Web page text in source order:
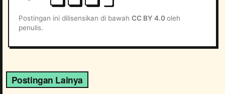
Postingan ini dilisensikan di bawahCC BY 4.0oleh
penulis.
Postingan Lainya